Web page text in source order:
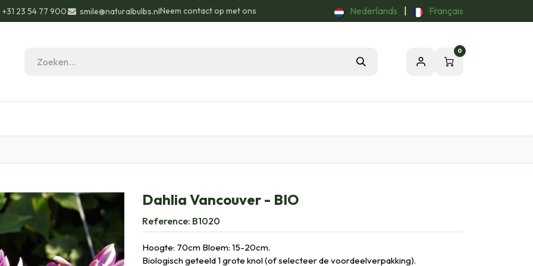
+31 23 54 77 900 smile@naturalbulbs.nlNeem contact op met ons Nederlands Français
0
Dahlia Vancouver - BIO
Reference: B1020
Hoogte: 70cm Bloem: 15-20cm.
Biologisch geteeld 1 grote knol (of selecteer de voordeelverpakking).